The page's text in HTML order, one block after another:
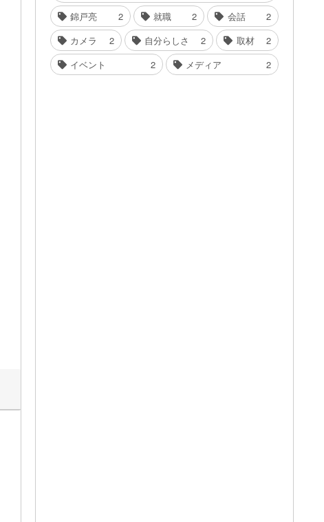
錦戸亮 2 就職 2 会話
2
カメラ
2 自分らしさ 2 取材
2
イベント
2 メディア 2